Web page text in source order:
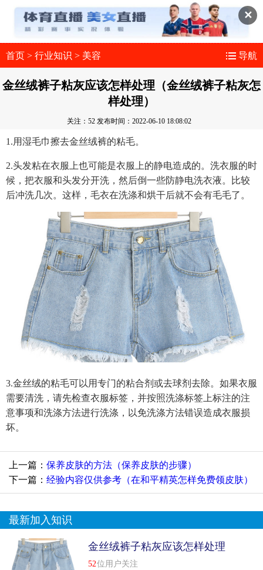
✕
首页 > 行业知识 > 美容 导航
金丝绒裤子粘灰应该怎样处理（金丝绒裤子粘灰怎
样处理）
关注：52 发布时间：2022-06-10 18:08:02
1.用湿毛巾擦去金丝绒裤的粘毛。
2.头发粘在衣服上也可能是衣服上的静电造成的。洗衣服的时
候，把衣服和头发分开洗，然后倒一些防静电洗衣液。比较
后冲洗几次。这样，毛衣在洗涤和烘干后就不会有毛毛了。
3.金丝绒的粘毛可以用专门的粘合剂或去球剂去除。如果衣服
需要清洗，请先检查衣服标签，并按照洗涤标签上标注的注
意事项和洗涤方法进行洗涤，以免洗涤方法错误造成衣服损
坏。
上一篇： 保养皮肤的方法（保养皮肤的步骤）
下一篇： 经验内容仅供参考（在和平精英怎样免费领皮肤）
最新加入知识
金丝绒裤子粘灰应该怎样处理
（金丝绒裤子粘灰怎样处理）
52位用户关注